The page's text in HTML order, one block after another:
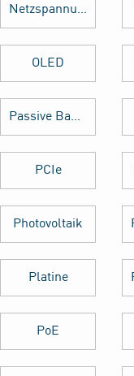
Netzspannung
OLED
Passive Bauelemente
PCIe
Photovoltaik
Platine
PoE